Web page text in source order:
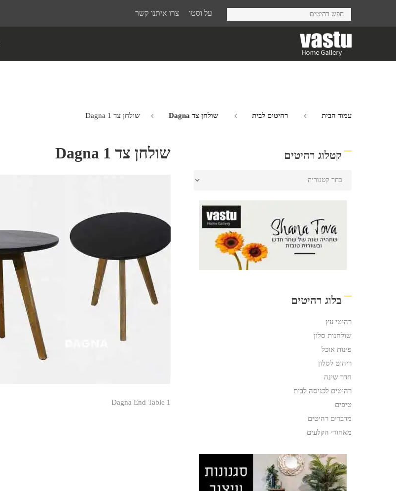
על וסטו צרו איתנו קשר
עמוד הבית רהיטים לבית שולחן צד Dagna שולחן צד Dagna 1
שולחן צד Dagna 1
Dagna End Table 1
קטלוג רהיטים
בלוג רהיטים
רהיטי עץ
שולחנות סלון
פינות אוכל
ריהוט לסלון
חדר שינה
רהיטים לכניסה לבית
טיפים
מדברים רהיטים
מאחורי הקלעים